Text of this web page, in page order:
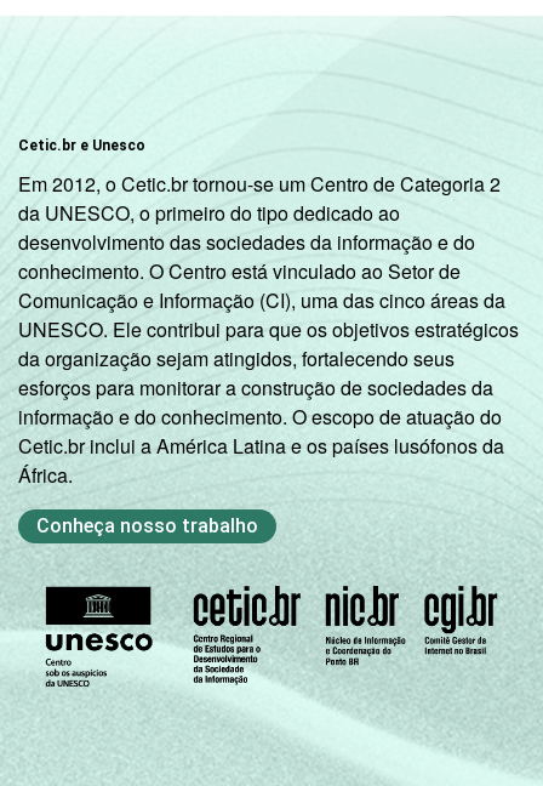
COMPUTADOR
Tem
INSTALADA NO
LABORATÓRIO
DE INFORMÁTICA
48
Não tem 49 51
1Base: 459 diretores que possuem
computador portátil no domicílio.
Fonte: NIC.br - out/dez 2011
Cetic.br e Unesco
Em 2012, o Cetic.br tornou-se um Centro de Categoria 2
da UNESCO, o primeiro do tipo dedicado ao
desenvolvimento das sociedades da informação e do
conhecimento. O Centro está vinculado ao Setor de
Comunicação e Informação (CI), uma das cinco áreas da
UNESCO. Ele contribui para que os objetivos estratégicos
da organização sejam atingidos, fortalecendo seus
esforços para monitorar a construção de sociedades da
informação e do conhecimento. O escopo de atuação do
Cetic.br inclui a América Latina e os países lusófonos da
África.
Conheça nosso trabalho